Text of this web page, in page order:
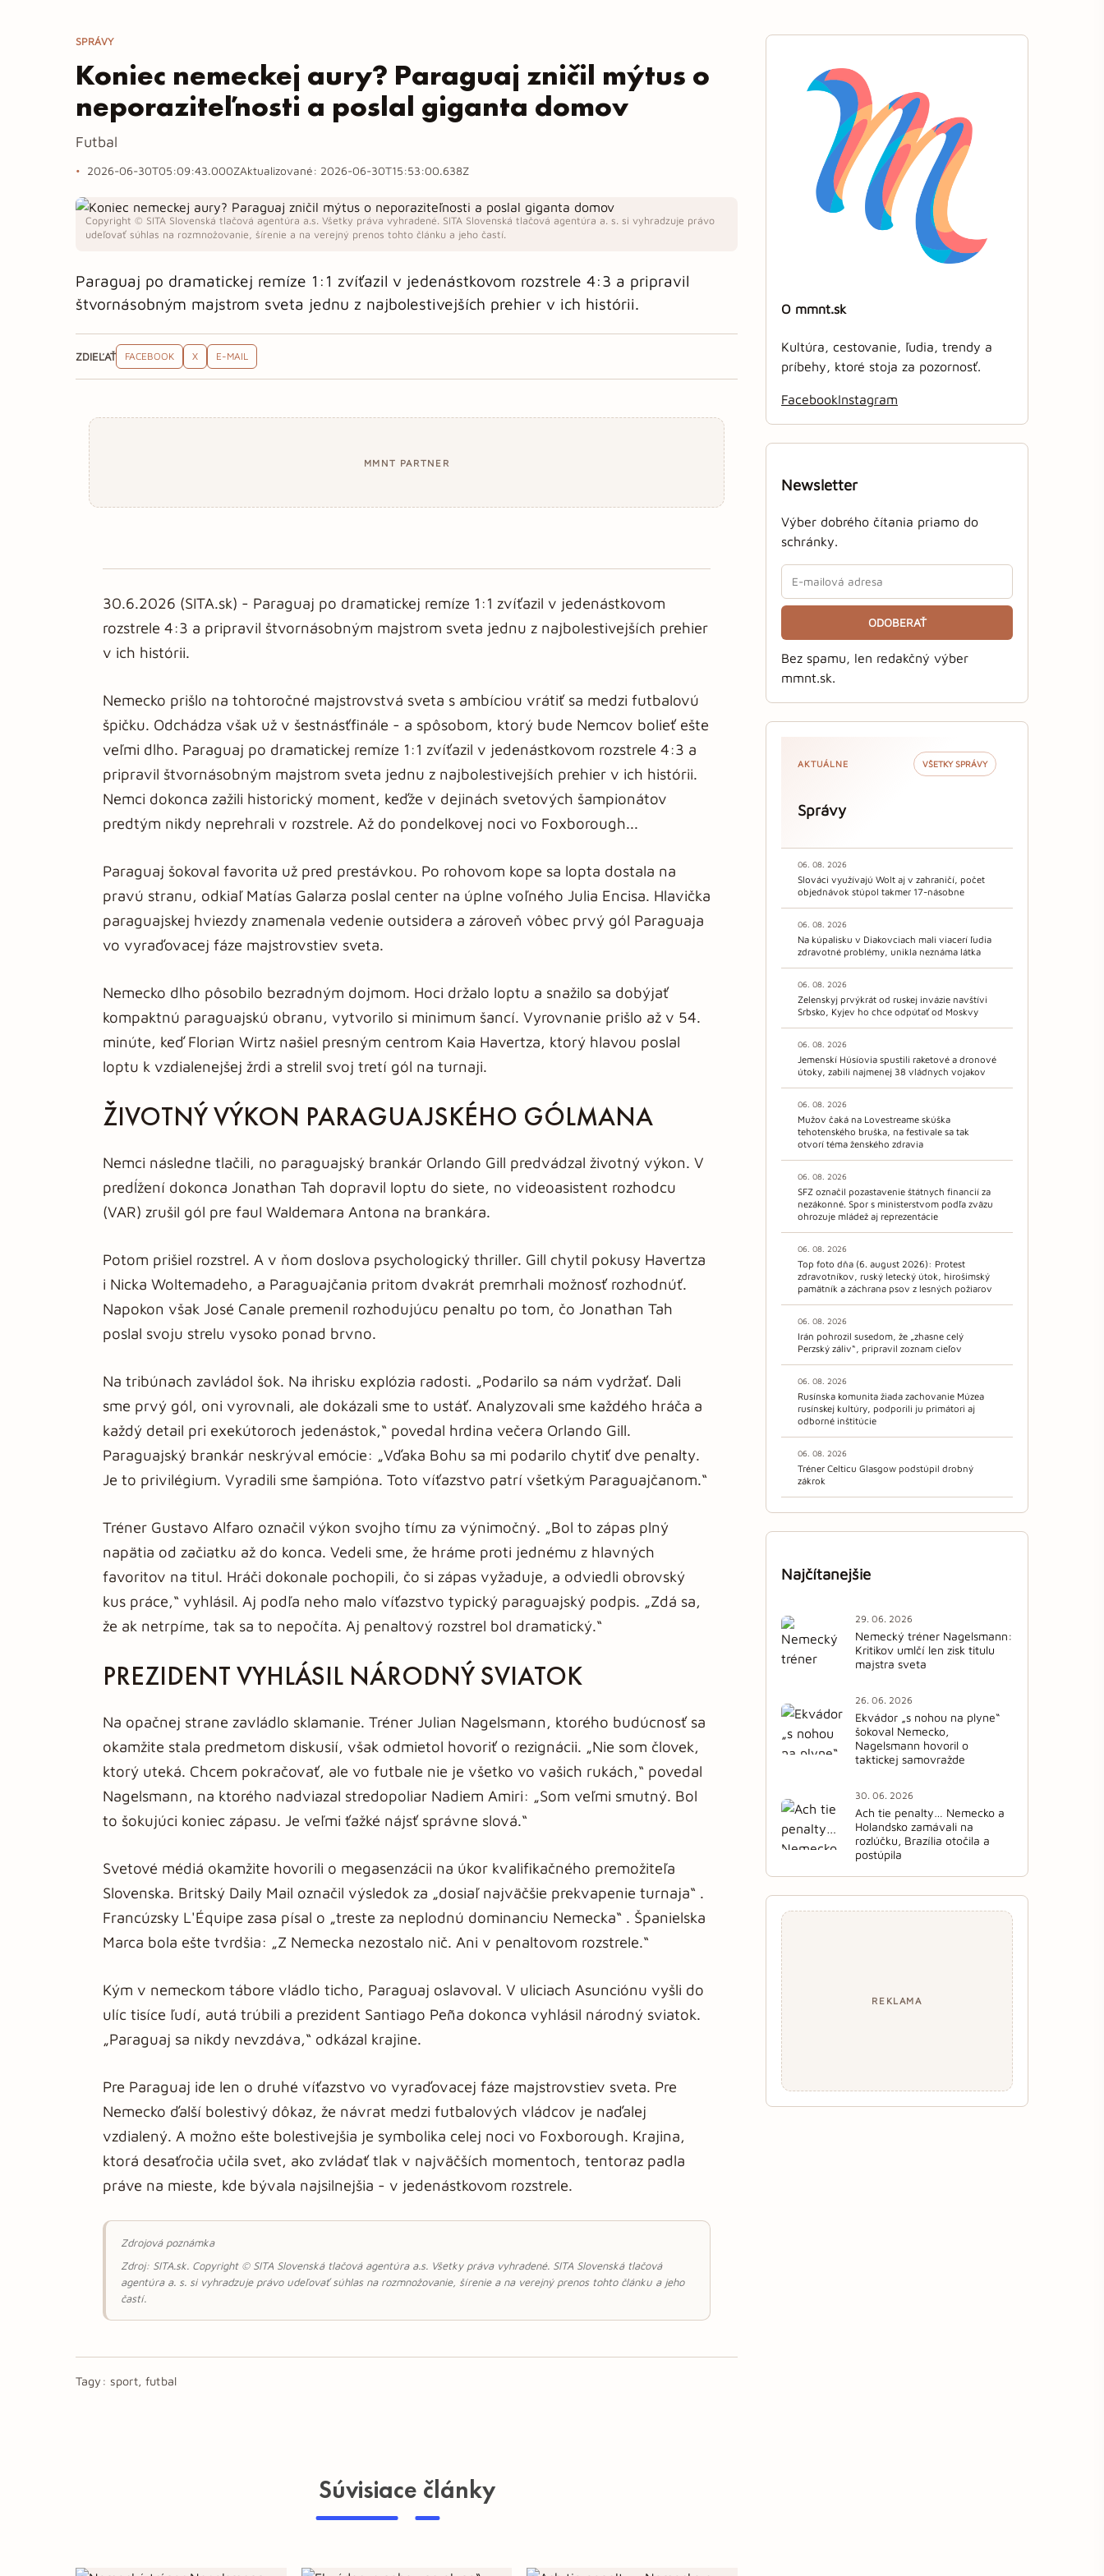
SPRÁVY
Koniec nemeckej aury? Paraguaj zničil mýtus o
neporaziteľnosti a poslal giganta domov
Futbal
2026-06-30T05:09:43.000ZAktualizované: 2026-06-30T15:53:00.638Z
Copyright © SITA Slovenská tlačová agentúra a.s. Všetky práva vyhradené. SITA Slovenská tlačová agentúra a. s. si vyhradzuje právo
udeľovať súhlas na rozmnožovanie, šírenie a na verejný prenos tohto článku a jeho častí.
Paraguaj po dramatickej remíze 1:1 zvíťazil v jedenástkovom rozstrele 4:3 a pripravil
štvornásobným majstrom sveta jednu z najbolestivejších prehier v ich histórii.
ZDIEĽAŤ FACEBOOK X E-MAIL
MMNT PARTNER
30.6.2026 (SITA.sk) - Paraguaj po dramatickej remíze 1:1 zvíťazil v jedenástkovom
rozstrele 4:3 a pripravil štvornásobným majstrom sveta jednu z najbolestivejších prehier
v ich histórii.
Nemecko prišlo na tohtoročné majstrovstvá sveta s ambíciou vrátiť sa medzi futbalovú
špičku. Odchádza však už v šestnásťfinále - a spôsobom, ktorý bude Nemcov bolieť ešte
veľmi dlho. Paraguaj po dramatickej remíze 1:1 zvíťazil v jedenástkovom rozstrele 4:3 a
pripravil štvornásobným majstrom sveta jednu z najbolestivejších prehier v ich histórii.
Nemci dokonca zažili historický moment, keďže v dejinách svetových šampionátov
predtým nikdy neprehrali v rozstrele. Až do pondelkovej noci vo Foxborough...
Paraguaj šokoval favorita už pred prestávkou. Po rohovom kope sa lopta dostala na
pravú stranu, odkiaľ Matías Galarza poslal center na úplne voľného Julia Encisa. Hlavička
paraguajskej hviezdy znamenala vedenie outsidera a zároveň vôbec prvý gól Paraguaja
vo vyraďovacej fáze majstrovstiev sveta.
Nemecko dlho pôsobilo bezradným dojmom. Hoci držalo loptu a snažilo sa dobýjať
kompaktnú paraguajskú obranu, vytvorilo si minimum šancí. Vyrovnanie prišlo až v 54.
minúte, keď Florian Wirtz našiel presným centrom Kaia Havertza, ktorý hlavou poslal
loptu k vzdialenejšej žrdi a strelil svoj tretí gól na turnaji.
ŽIVOTNÝ VÝKON PARAGUAJSKÉHO GÓLMANA
Nemci následne tlačili, no paraguajský brankár Orlando Gill predvádzal životný výkon. V
predĺžení dokonca Jonathan Tah dopravil loptu do siete, no videoasistent rozhodcu
(VAR) zrušil gól pre faul Waldemara Antona na brankára.
Potom prišiel rozstrel. A v ňom doslova psychologický thriller. Gill chytil pokusy Havertza
i Nicka Woltemadeho, a Paraguajčania pritom dvakrát premrhali možnosť rozhodnúť.
Napokon však José Canale premenil rozhodujúcu penaltu po tom, čo Jonathan Tah
poslal svoju strelu vysoko ponad brvno.
Na tribúnach zavládol šok. Na ihrisku explózia radosti. „Podarilo sa nám vydržať. Dali
sme prvý gól, oni vyrovnali, ale dokázali sme to ustáť. Analyzovali sme každého hráča a
každý detail pri exekútoroch jedenástok,“ povedal hrdina večera Orlando Gill.
Paraguajský brankár neskrýval emócie: „Vďaka Bohu sa mi podarilo chytiť dve penalty.
Je to privilégium. Vyradili sme šampióna. Toto víťazstvo patrí všetkým Paraguajčanom.“
Tréner Gustavo Alfaro označil výkon svojho tímu za výnimočný. „Bol to zápas plný
napätia od začiatku až do konca. Vedeli sme, že hráme proti jednému z hlavných
favoritov na titul. Hráči dokonale pochopili, čo si zápas vyžaduje, a odviedli obrovský
kus práce,“ vyhlásil. Aj podľa neho malo víťazstvo typický paraguajský podpis. „Zdá sa,
že ak netrpíme, tak sa to nepočíta. Aj penaltový rozstrel bol dramatický.“
PREZIDENT VYHLÁSIL NÁRODNÝ SVIATOK
Na opačnej strane zavládlo sklamanie. Tréner Julian Nagelsmann, ktorého budúcnosť sa
okamžite stala predmetom diskusií, však odmietol hovoriť o rezignácii. „Nie som človek,
ktorý uteká. Chcem pokračovať, ale vo futbale nie je všetko vo vašich rukách,“ povedal
Nagelsmann, na ktorého nadviazal stredopoliar Nadiem Amiri: „Som veľmi smutný. Bol
to šokujúci koniec zápasu. Je veľmi ťažké nájsť správne slová.“
Svetové médiá okamžite hovorili o megasenzácii na úkor kvalifikačného premožiteľa
Slovenska. Britský Daily Mail označil výsledok za „dosiaľ najväčšie prekvapenie turnaja“ .
Francúzsky L'Équipe zasa písal o „treste za neplodnú dominanciu Nemecka“ . Španielska
Marca bola ešte tvrdšia: „Z Nemecka nezostalo nič. Ani v penaltovom rozstrele.“
Kým v nemeckom tábore vládlo ticho, Paraguaj oslavoval. V uliciach Asunciónu vyšli do
ulíc tisíce ľudí, autá trúbili a prezident Santiago Peña dokonca vyhlásil národný sviatok.
„Paraguaj sa nikdy nevzdáva,“ odkázal krajine.
Pre Paraguaj ide len o druhé víťazstvo vo vyraďovacej fáze majstrovstiev sveta. Pre
Nemecko ďalší bolestivý dôkaz, že návrat medzi futbalových vládcov je naďalej
vzdialený. A možno ešte bolestivejšia je symbolika celej noci vo Foxborough. Krajina,
ktorá desaťročia učila svet, ako zvládať tlak v najväčších momentoch, tentoraz padla
práve na mieste, kde bývala najsilnejšia - v jedenástkovom rozstrele.
Zdrojová poznámka
Zdroj: SITA.sk. Copyright © SITA Slovenská tlačová agentúra a.s. Všetky práva vyhradené. SITA Slovenská tlačová
agentúra a. s. si vyhradzuje právo udeľovať súhlas na rozmnožovanie, šírenie a na verejný prenos tohto článku a jeho
častí.
Tagy: sport, futbal
Súvisiace články
O mmnt.sk
Kultúra, cestovanie, ľudia, trendy a
príbehy, ktoré stoja za pozornosť.
FacebookInstagram
Newsletter
Výber dobrého čítania priamo do
schránky.
ODOBERAŤ
Bez spamu, len redakčný výber
mmnt.sk.
AKTUÁLNE VŠETKY SPRÁVY
Správy
06. 08. 2026
Slováci využívajú Wolt aj v zahraničí, počet
objednávok stúpol takmer 17-násobne
06. 08. 2026
Na kúpalisku v Diakovciach mali viacerí ľudia
zdravotné problémy, unikla neznáma látka
06. 08. 2026
Zelenskyj prvýkrát od ruskej invázie navštívi
Srbsko, Kyjev ho chce odpútať od Moskvy
06. 08. 2026
Jemenskí Húsíovia spustili raketové a dronové
útoky, zabili najmenej 38 vládnych vojakov
06. 08. 2026
Mužov čaká na Lovestreame skúška
tehotenského bruška, na festivale sa tak
otvorí téma ženského zdravia
06. 08. 2026
SFZ označil pozastavenie štátnych financií za
nezákonné. Spor s ministerstvom podľa zväzu
ohrozuje mládež aj reprezentácie
06. 08. 2026
Top foto dňa (6. august 2026): Protest
zdravotníkov, ruský letecký útok, hirošimský
pamätník a záchrana psov z lesných požiarov
06. 08. 2026
Irán pohrozil susedom, že „zhasne celý
Perzský záliv“, pripravil zoznam cieľov
06. 08. 2026
Rusínska komunita žiada zachovanie Múzea
rusínskej kultúry, podporili ju primátori aj
odborné inštitúcie
06. 08. 2026
Tréner Celticu Glasgow podstúpil drobný
zákrok
Najčítanejšie
29. 06. 2026
Nemecký tréner Nagelsmann:
Kritikov umlčí len zisk titulu
majstra sveta
26. 06. 2026
Ekvádor „s nohou na plyne“
šokoval Nemecko,
Nagelsmann hovoril o
taktickej samovražde
30. 06. 2026
Ach tie penalty… Nemecko a
Holandsko zamávali na
rozlúčku, Brazília otočila a
postúpila
REKLAMA